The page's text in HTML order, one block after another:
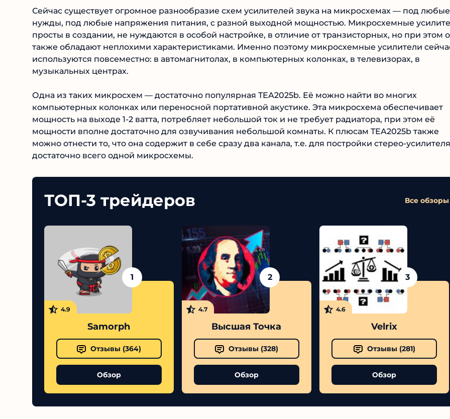
Сейчас существует огромное разнообразие схем усилителей звука на микросхемах — под любые
нужды, под любые напряжения питания, с разной выходной мощностью. Микросхемные
просты в создании, не нуждаются в особой настройке, в отличие от транзисторных, но при этом
также обладают неплохими характеристиками. Именно поэтому микросхемные усилители
используются повсеместно: в автомагнитолах, в компьютерных колонках, в телевизорах, в
музыкальных центрах.
Одна из таких микросхем — достаточно популярная TEA2025b. Её можно найти во многих
компьютерных колонках или переносной портативной акустике. Эта микросхема обеспечивает
мощность на выходе 1-2 ватта, потребляет небольшой ток и не требует радиатора, при этом её
мощности вполне достаточно для озвучивания небольшой комнаты. К плюсам TEA2025b также
можно отнести то, что она содержит в себе сразу два канала, т.е. для постройки стерео-усилителя
достаточно всего одной микросхемы.
ТОП-3 трейдеров Все обзоры
1
4.9
Samorph
Отзывы (364)
Обзор
2
4.7
Высшая Точка
Отзывы (328)
Обзор
3
4.6
Velrix
Отзывы (281)
Обзор